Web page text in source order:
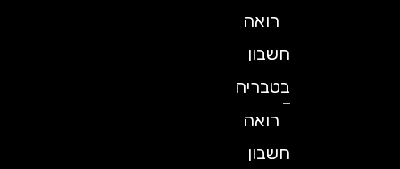
רואה
חשבון
בטבריה
רואה
חשבון